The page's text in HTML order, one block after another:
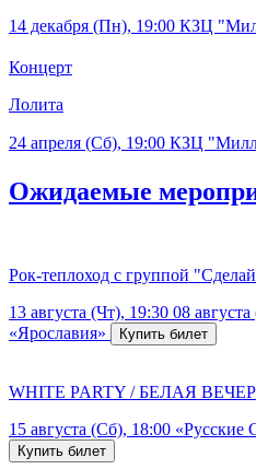
14 декабря (Пн), 19:00 КЗЦ
Концерт
Лолита
24 апреля (Сб), 19:00 КЗЦ
Ожидаемые
Рок-теплоход с группой
13 августа (Чт), 19:30 08
«Ярославия»
WHITE PARTY / БЕЛАЯ
15 августа (Сб), 18:00 «Русские